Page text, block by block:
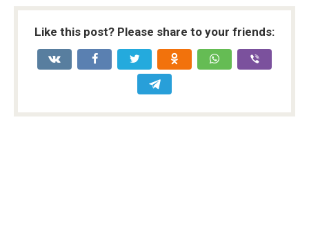
Like this post? Please share to your friends: